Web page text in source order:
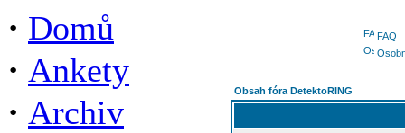
· Domů
· Ankety
· Archiv
FAQ
Obsah fóra DetektoRING